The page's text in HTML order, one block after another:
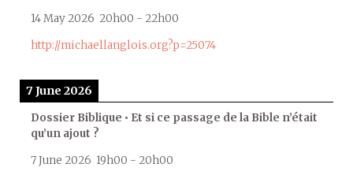
14 May 2026 20h00 - 22h00
http://michaellanglois.org?p=25074
7 June 2026
Dossier Biblique • Et si ce passage de la Bible n’était
qu’un ajout ?
7 June 2026 19h00 - 20h00